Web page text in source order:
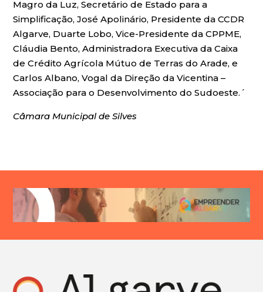
Magro da Luz, Secretário de Estado para a
Simplificação, José Apolinário, Presidente da CCDR
Algarve, Duarte Lobo, Vice-Presidente da CPPME,
Cláudia Bento, Administradora Executiva da Caixa
de Crédito Agrícola Mútuo de Terras do Arade, e
Carlos Albano, Vogal da Direção da Vicentina –
Associação para o Desenvolvimento do Sudoeste.´
Câmara Municipal de Silves